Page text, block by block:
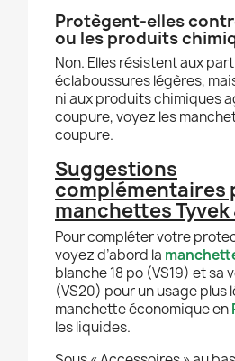
Protègent-elles
ou les produits
Non. Elles résistent aux
éclaboussures légères,
ni aux produits chimiques
coupure, voyez les
coupure.
Suggestions
complémentaires
manchettes Tyvek
Pour compléter votre
voyez d’abord la
blanche 18 po (VS19) et sa
(VS20) pour un usage plus
manchette économique en
les liquides.